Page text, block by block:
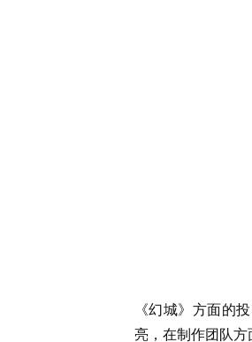
《幻城》方面的
亮，在制作团队